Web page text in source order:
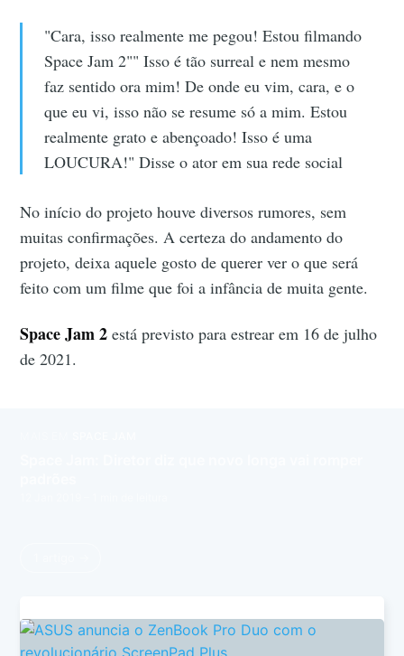
"Cara, isso realmente me pegou! Estou filmando
Space Jam 2"" Isso é tão surreal e nem mesmo
faz sentido ora mim! De onde eu vim, cara, e o
que eu vi, isso não se resume só a mim. Estou
realmente grato e abençoado! Isso é uma
LOUCURA!" Disse o ator em sua rede social
No início do projeto houve diversos rumores, sem
muitas confirmações. A certeza do andamento do
projeto, deixa aquele gosto de querer ver o que será
feito com um filme que foi a infância de muita gente.
Space Jam 2 está previsto para estrear em 16 de julho
de 2021.